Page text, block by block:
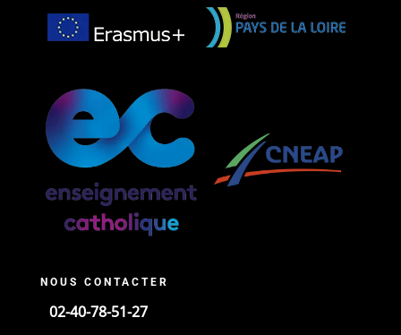
NOUS CONTACTER
02-40-78-51-27